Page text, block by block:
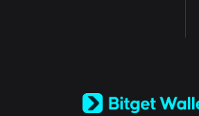
Español (Latinoamérica)